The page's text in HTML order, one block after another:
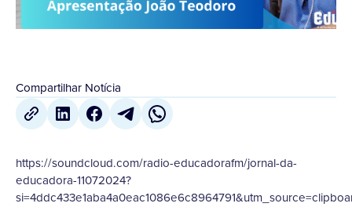
Compartilhar Notícia
https://soundcloud.com/radio-educadorafm/jornal-da-
educadora-11072024?